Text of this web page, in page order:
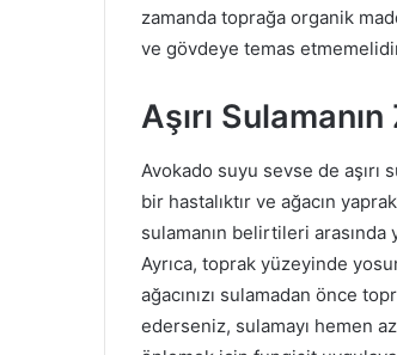
zamanda toprağa organik
ve gövdeye temas
Aşırı
Avokado suyu sevse de aşırı
bir hastalıktır ve ağacın
sulamanın belirtileri
Ayrıca, toprak yüzeyinde
ağacınızı sulamadan önce
ederseniz, sulamayı hemen